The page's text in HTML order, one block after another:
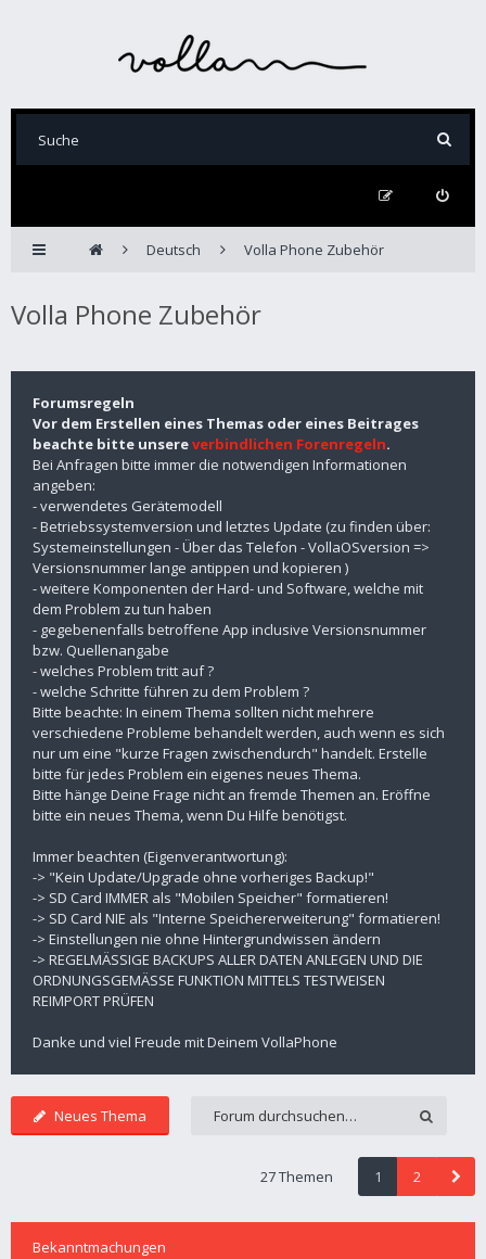
Deutsch Volla Phone Zubehör
Volla Phone Zubehör
Forumsregeln
Vor dem Erstellen eines Themas oder eines Beitrages
beachte bitte unsereverbindlichen Forenregeln.
Bei Anfragen bitte immer die notwendigen Informationen
angeben:
- verwendetes Gerätemodell
- Betriebssystemversion und letztes Update (zu finden über:
Systemeinstellungen - Über das Telefon - VollaOSversion =>
Versionsnummer lange antippen und kopieren )
- weitere Komponenten der Hard- und Software, welche mit
dem Problem zu tun haben
- gegebenenfalls betroffene App inclusive Versionsnummer
bzw. Quellenangabe
- welches Problem tritt auf ?
- welche Schritte führen zu dem Problem ?
Bitte beachte: In einem Thema sollten nicht mehrere
verschiedene Probleme behandelt werden, auch wenn es sich
nur um eine "kurze Fragen zwischendurch" handelt. Erstelle
bitte für jedes Problem ein eigenes neues Thema.
Bitte hänge Deine Frage nicht an fremde Themen an. Eröffne
bitte ein neues Thema, wenn Du Hilfe benötigst.
Immer beachten (Eigenverantwortung):
-> "Kein Update/Upgrade ohne vorheriges Backup!"
-> SD Card IMMER als "Mobilen Speicher" formatieren!
-> SD Card NIE als "Interne Speichererweiterung" formatieren!
-> Einstellungen nie ohne Hintergrundwissen ändern
-> REGELMÄSSIGE BACKUPS ALLER DATEN ANLEGEN UND DIE
ORDNUNGSGEMÄSSE FUNKTION MITTELS TESTWEISEN
REIMPORT PRÜFEN
Danke und viel Freude mit Deinem VollaPhone
Neues Thema
27 Themen 1 2
Bekanntmachungen